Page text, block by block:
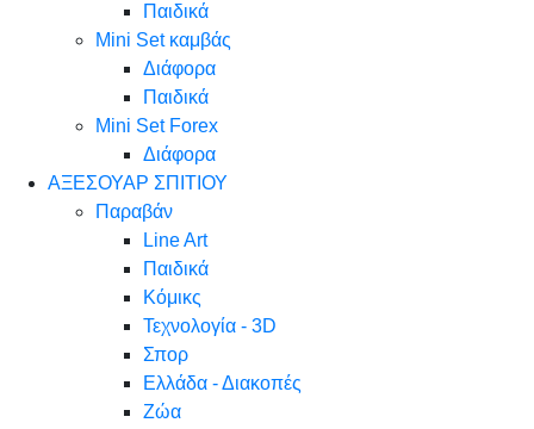
Παιδικά
Mini Set καμβάς
Διάφορα
Παιδικά
Mini Set Forex
Διάφορα
ΑΞΕΣΟΥΑΡ ΣΠΙΤΙΟΥ
Παραβάν
Line Art
Παιδικά
Κόμικς
Τεχνολογία - 3D
Σπορ
Ελλάδα - Διακοπές
Ζώα